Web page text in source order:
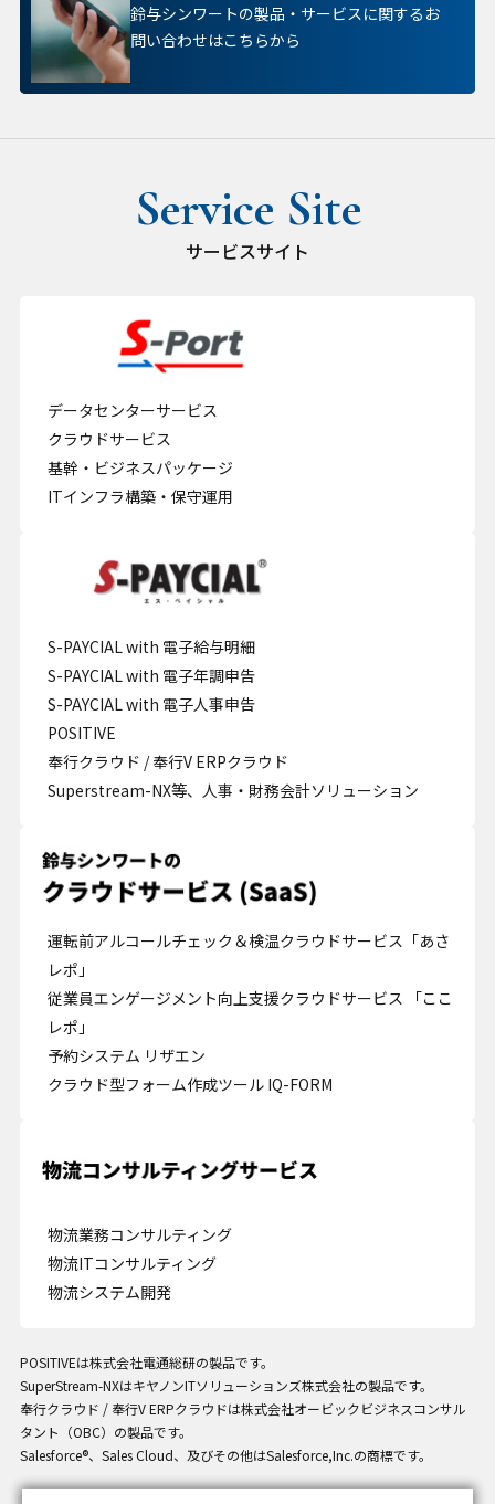
鈴与シンワートの製品・サービスに関するお
問い合わせはこちらから
サービスサイト
データセンターサービス
クラウドサービス
基幹・ビジネスパッケージ
ITインフラ構築・保守運用
S-PAYCIAL with 電子給与明細
S-PAYCIAL with 電子年調申告
S-PAYCIAL with 電子人事申告
POSITIVE
奉行クラウド / 奉行V ERPクラウド
Superstream-NX等、人事・財務会計ソリューション
運転前アルコールチェック＆検温クラウドサービス「あさ
レポ」
従業員エンゲージメント向上支援クラウドサービス 「ここ
レポ」
予約システム リザエン
クラウド型フォーム作成ツール IQ-FORM
物流業務コンサルティング
物流ITコンサルティング
物流システム開発
POSITIVEは株式会社電通総研の製品です。
SuperStream-NXはキヤノンITソリューションズ株式会社の製品です。
奉行クラウド / 奉行V ERPクラウドは株式会社オービックビジネスコンサル
タント（OBC）の製品です。
Salesforce®、Sales Cloud、及びその他はSalesforce,Inc.の商標です。
プライバシー情報
プライバシー情報
お客様が当サイトを訪れると、ブラウザに情報が保存される、またはブラウ
ザに保存された情報が取得されることがあります。情報の主な保存先は
せる目的を中心に使われます。個人を直接特定できる情報が保存されること
は通常ありませんが、Web サイトのパーソナライズに使われることはあり
ます。鈴与シンワートではプライバシーの権利を尊重しており、一部の
Cookie については有効化を拒否できるよう配慮しています。各カテゴリを
クリックすることで、それらの Cookie に関する詳細を確認し、当サイトに
おけるデフォルト設定を変更できます。ただし、一部の Cookie を無効化し
た場合、サイトの利用やサービスの利用に影響が出る可能性があります。詳